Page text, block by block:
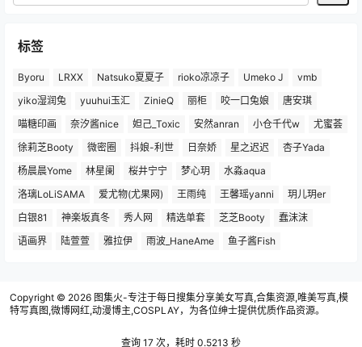
标签
Byoru LRXX Natsuko夏夏子 rioko凉凉子 Umeko J
vmb
yiko湿润兔
yuuhui玉汇 ZinieQ 丽柜 咬一口兔娘
唐安琪
喵糖印画
奈汐酱nice 妲己_Toxic 安然anran 小仓千代w
尤蜜荟
徐莉芝Booty
微密圈 抖娘-利世 日奈娇 星之迟迟
杏子Yada
杨晨晨Yome
林星阑 桜井宁宁 梦心玥
水淼aqua
洛璃LoLiSAMA
爱尤物(尤果网) 王雨纯 王馨瑶yanni
玥儿玥er
白银81
神楽坂真冬 秀人网 精选单套 芝芝Booty
蠢沫沫
语画界
陆萱萱 雅拉伊 雨波_HaneAme 鱼子酱Fish
Copyright © 2026 图集火-专注于每日搜集分享美女写真,合集资源,唯美写真,模
特写真图,微博网红,动漫博主,COSPLAY，为各位绅士提供优质作品资源。
查询 17 次，耗时 0.5213 秒